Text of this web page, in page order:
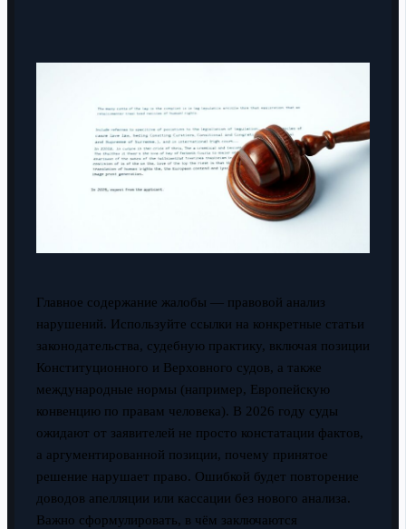
Главное содержание жалобы — правовой анализ
нарушений. Используйте ссылки на конкретные статьи
законодательства, судебную практику, включая позиции
Конституционного и Верховного судов, а также
международные нормы (например, Европейскую
конвенцию по правам человека). В 2026 году суды
ожидают от заявителей не просто констатации фактов,
а аргументированной позиции, почему принятое
решение нарушает право. Ошибкой будет повторение
доводов апелляции или кассации без нового анализа.
Важно сформулировать, в чём заключаются